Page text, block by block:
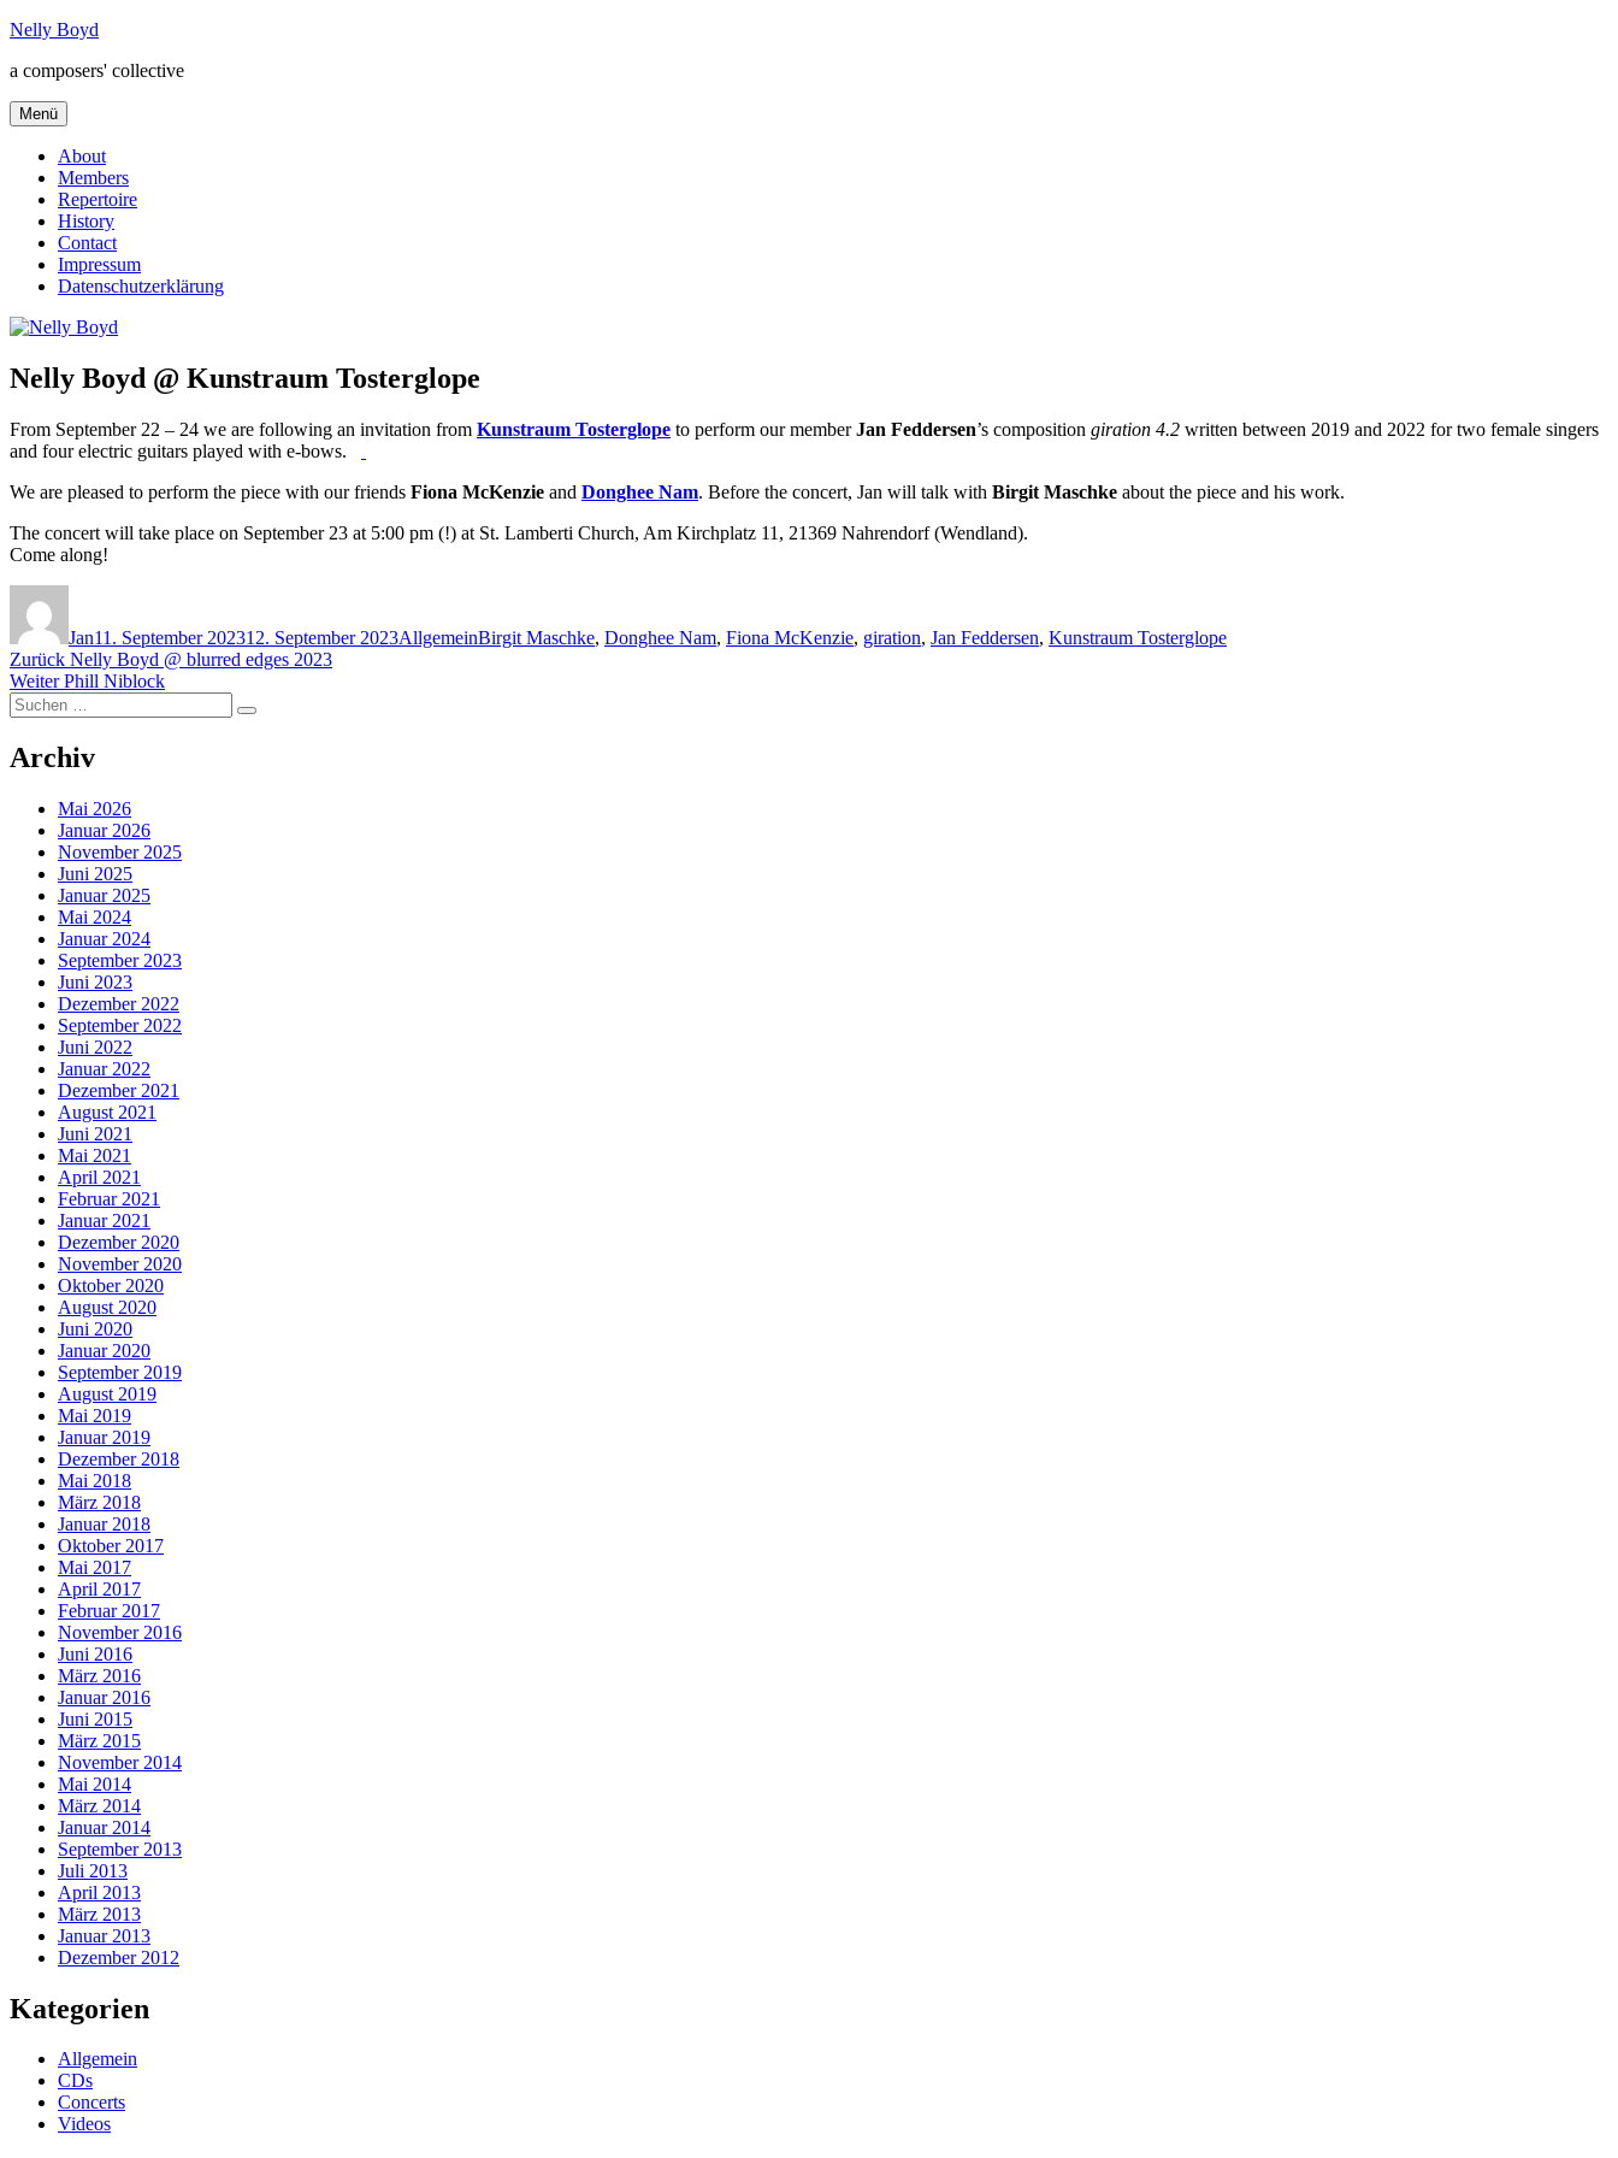
Zum
springen
Nelly Boyd
a composers' collective
Menü
About
Members
Repertoire
History
Contact
Impressum
Datenschutzerklärung
Nelly Boyd @ Kunstraum Tosterglope
From September 22 – 24 we are following an invitation from Kunstraum Tosterglope to perform our memberJan Feddersen’s composition giration 4.2 written between 2019 and 2022 for two female singers
and four electric guitars played with e-bows.
We are pleased to perform the piece with our friends Fiona McKenzie and Donghee Nam. Before the concert, Jan will talk with Birgit Maschke about the piece and his work.
The concert will take place on September 23 at 5:00 pm (!) at St. Lamberti Church, Am Kirchplatz 11, 21369 Nahrendorf (Wendland).
Come along!
Jan11. September 202312. September 2023AllgemeinBirgit Maschke, Donghee Nam, Fiona McKenzie, giration, Jan Feddersen, Kunstraum Tosterglope
Beitragsnavigation
Zurück Vorheriger
Beitrag:
Nelly Boyd @ blurred edges 2023
Weiter Nächster
Beitrag:
Phill Niblock
Suchen
nach:
Suchen
Archiv
Mai 2026
Januar 2026
November 2025
Juni 2025
Januar 2025
Mai 2024
Januar 2024
September 2023
Juni 2023
Dezember 2022
September 2022
Juni 2022
Januar 2022
Dezember 2021
August 2021
Juni 2021
Mai 2021
April 2021
Februar 2021
Januar 2021
Dezember 2020
November 2020
Oktober 2020
August 2020
Juni 2020
Januar 2020
September 2019
August 2019
Mai 2019
Januar 2019
Dezember 2018
Mai 2018
März 2018
Januar 2018
Oktober 2017
Mai 2017
April 2017
Februar 2017
November 2016
Juni 2016
März 2016
Januar 2016
Juni 2015
März 2015
November 2014
Mai 2014
März 2014
Januar 2014
September 2013
Juli 2013
April 2013
März 2013
Januar 2013
Dezember 2012
Kategorien
Allgemein
CDs
Concerts
Videos